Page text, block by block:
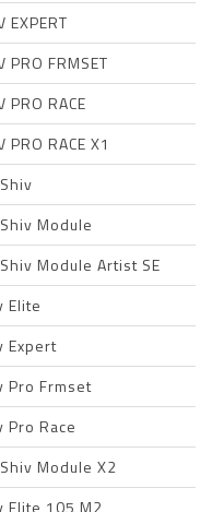
EXPERT
PRO FRMSET
PRO RACE
PRO RACE X1
Module
Module Artist SE
Elite
Expert
Pro Frmset
Pro Race
Module X2
Elite 105 M2